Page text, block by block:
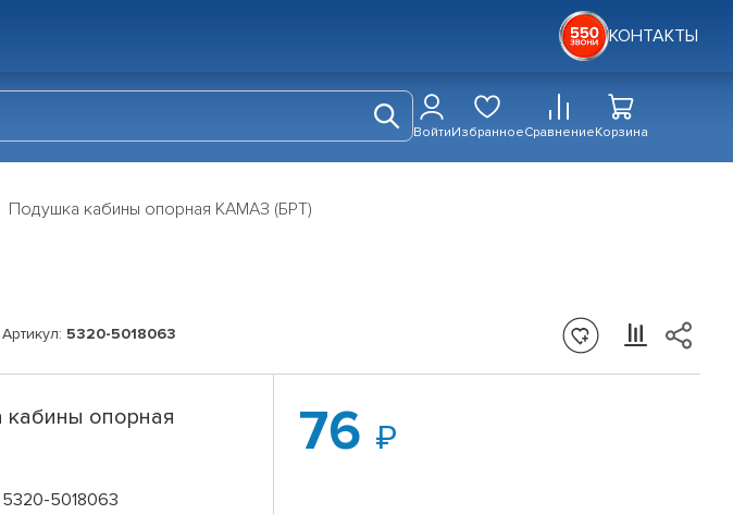
КОНТАКТЫ
ВойтиИзбранноеСравнениеКорзина
Подушка кабины опорная КАМАЗ (БРТ)
Артикул: 5320-5018063
кабины опорная
5320-5018063
76